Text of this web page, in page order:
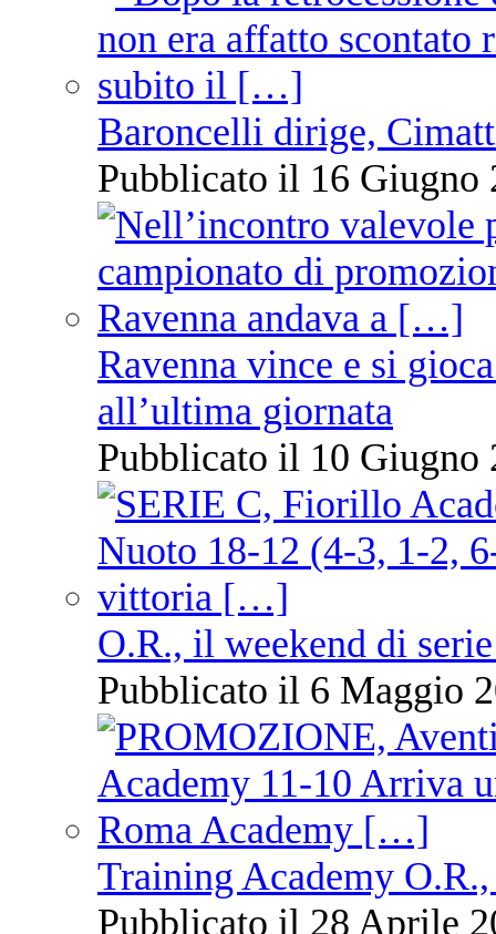
Baroncelli dirige,
Pubblicato il 16 Giugno
Ravenna vince e si
all’ultima giornata
Pubblicato il 10 Giugno
O.R., il weekend di
Pubblicato il 6 Maggio
Training Academy
Pubblicato il 28 Aprile